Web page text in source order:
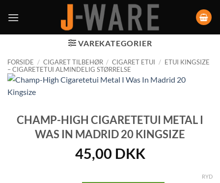
VAREKATEGORIER
FORSIDE / CIGARET TILBEHØR / CIGARET ETUI / ETUI KINGSIZE
– CIGARETETUI ALMINDELIG STØRRELSE
CHAMP-HIGH CIGARETETUI METAL I
WAS IN MADRID 20 KINGSIZE
45,00 DKK
RYD